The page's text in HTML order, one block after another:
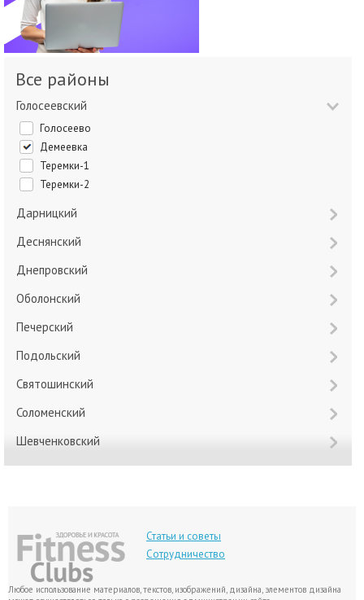
Все районы
Голосеевский
Голосеево
Демеевка
Теремки-1
Теремки-2
Дарницкий
Деснянский
Днепровский
Оболонский
Печерский
Подольский
Святошинский
Соломенский
Шевченковский
Статьи и советы
Сотрудничество
Любое использование материалов, текстов, изображений, дизайна, элементов дизайна